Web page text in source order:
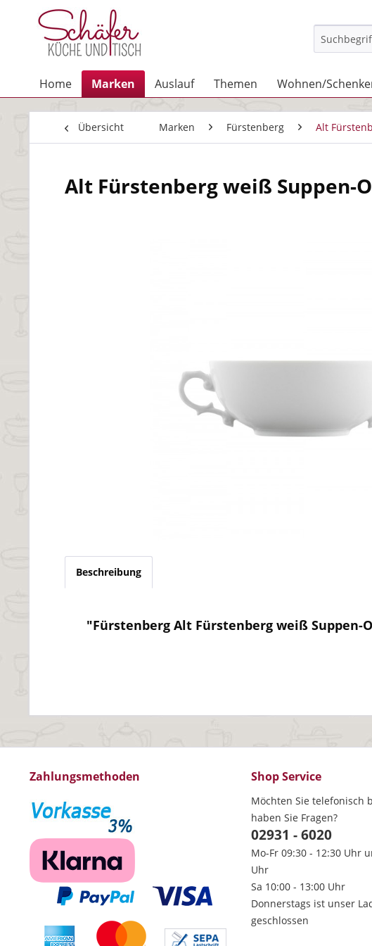
Home Marken Auslauf Themen Wohnen/
Übersicht Marken Fürstenberg Alt
Alt Fürstenberg weiß Suppen-
Beschreibung
"Fürstenberg Alt Fürstenberg weiß Suppen-
Zahlungsmethoden Shop Service
Möchten Sie telefonisch
haben Sie Fragen?
02931 - 6020
Mo-Fr 09:30 - 12:30 Uhr
Uhr
Sa 10:00 - 13:00 Uhr
Donnerstags ist unser
geschlossen